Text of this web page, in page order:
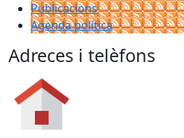
Publicacions
Agenda política
Adreces i telèfons